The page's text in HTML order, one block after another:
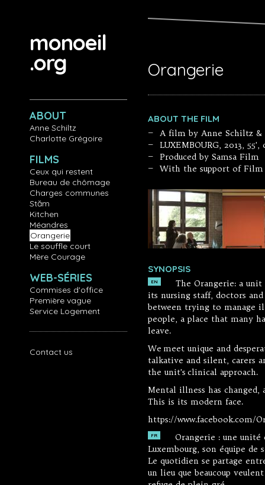
monoeil
.org
ABOUT
Anne Schiltz
Charlotte Grégoire
FILMS
Ceux qui restent
Bureau de chômage
Charges communes
Stăm
Kitchen
Méandres
Orangerie
Le souffle court
Mère Courage
WEB-SÉRIES
Commises d'office
Première vague
Service Logement
Contact us
Orangerie
ABOUT THE FILM
— A film by Anne Schiltz &
— LUXEMBOURG, 2013,
— Produced by Samsa Film
— With the support of Film
SYNOPSIS
EN
The Orangerie: a
its nursing staff, doctors
between trying to manage
people, a place that many
leave.
We meet unique and
talkative and silent, carers
the unit's clinical approach.
Mental illness has
This is its modern face.
https://www.facebook.com/
FR
Orangerie : une unité
Luxembourg, son équipe de
Le quotidien se partage
un lieu que beaucoup